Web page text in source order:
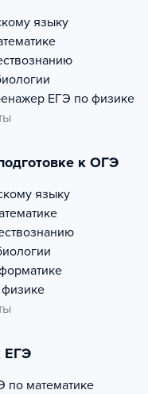
языку
ЕГЭ по физике
к ОГЭ
языку
ЕГЭ
по математике